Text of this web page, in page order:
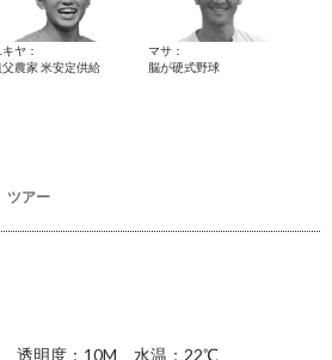
キヤ：
父農家 米安定供給
マサ：
脳が硬式野球
ツアー
透明度：10M 水温：22℃